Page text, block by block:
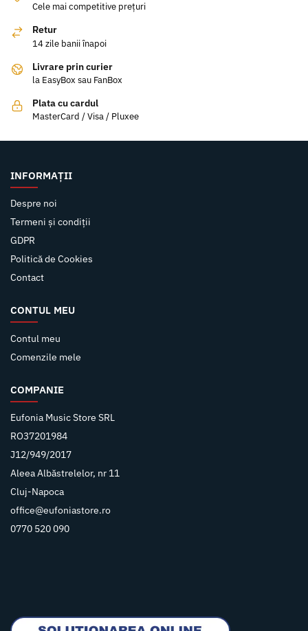
Cele mai competitive prețuri
Retur
14 zile banii înapoi
Livrare prin curier
la EasyBox sau FanBox
Plata cu cardul
MasterCard / Visa / Pluxee
INFORMAȚII
Despre noi
Termeni și condiții
GDPR
Politică de Cookies
Contact
CONTUL MEU
Contul meu
Comenzile mele
COMPANIE
Eufonia Music Store SRL
RO37201984
J12/949/2017
Aleea Albăstrelelor, nr 11
Cluj-Napoca
office@eufoniastore.ro
0770 520 090